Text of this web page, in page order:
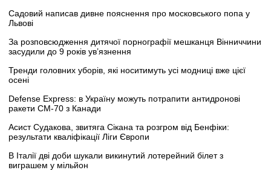
Садовий написав дивне пояснення про московського попа у
Львові
За розповсюдження дитячої порнографії мешканця Вінниччини
засудили до 9 років ув’язнення
Тренди головних уборів, які носитимуть усі модниці вже цієї
осені
Defense Express: в Україну можуть потрапити антидронові
ракети CM-70 з Канади
Асист Судакова, звитяга Сікана та розгром від Бенфіки:
результати кваліфікації Ліги Європи
В Італії дві доби шукали викинутий лотерейний білет з
виграшем у мільйон